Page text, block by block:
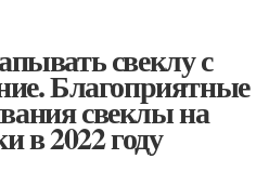
свеклу с
Благоприятные
свеклы на
в 2022 году